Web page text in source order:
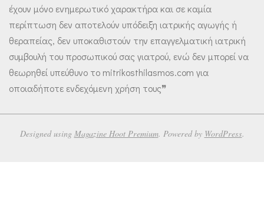
έχουν μόνο ενημερωτικό χαρακτήρα και σε καμία
περίπτωση δεν αποτελούν υπόδειξη ιατρικής αγωγής ή
θεραπείας, δεν υποκαθιστούν την επαγγελματική ιατρική
συμβουλή του προσωπικού σας γιατρού, ενώ δεν μπορεί να
θεωρηθεί υπεύθυνο το mitrikosthilasmos.com για
οποιαδήποτε ενδεχόμενη χρήση τους❞
Designed using Magazine Hoot Premium. Powered by WordPress.